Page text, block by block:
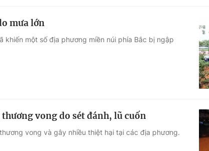
mưa lớn
một số địa phương miền núi phía Bắc bị ngập
vong do sét đánh, lũ cuốn
vong và gây nhiều thiệt hại tại các địa phương.